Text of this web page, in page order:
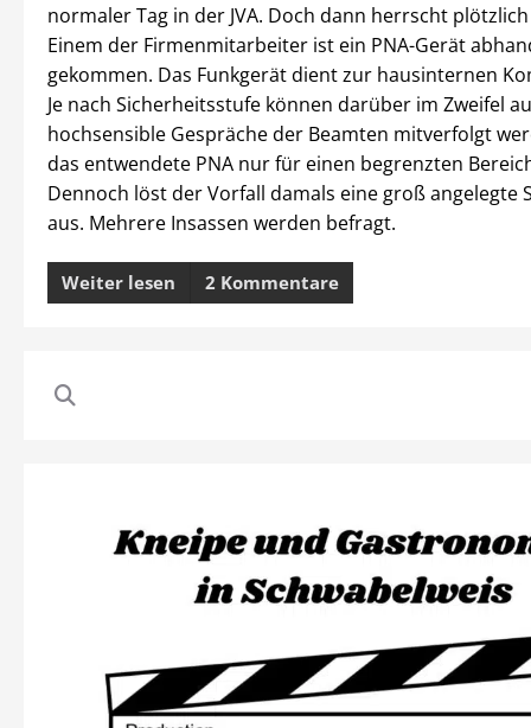
normaler Tag in der JVA. Doch dann herrscht
Einem der Firmenmitarbeiter ist ein PNA-Gerät
gekommen. Das Funkgerät dient zur hausinternen
Je nach Sicherheitsstufe können darüber im Zweifel
hochsensible Gespräche der Beamten mitverfolgt
das entwendete PNA nur für einen begrenzten
Dennoch löst der Vorfall damals eine groß angelegte
aus. Mehrere Insassen werden befragt.
Weiter lesen 2 Kommentare